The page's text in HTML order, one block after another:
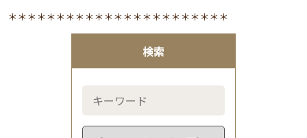
検索
＊＊＊＊＊＊＊＊＊＊＊＊＊＊＊＊＊＊＊＊＊＊＊